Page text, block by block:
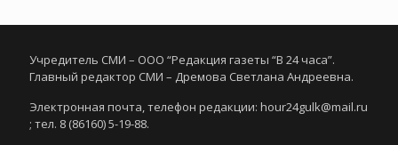
Учредитель СМИ – ООО “Редакция газеты “В 24 часа”.
Главный редактор СМИ – Дремова Светлана Андреевна.
Электронная почта, телефон редакции: hour24gulk@mail.ru
; тел. 8 (86160) 5-19-88.